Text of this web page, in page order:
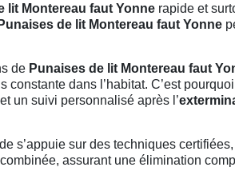
lit Montereau faut Yonne rapide et
de lit Montereau faut Yonne
de Punaises de lit Montereau faut
constante dans l’habitat. C’est
un suivi personnalisé après l’
s’appuie sur des techniques
assurant une élimination